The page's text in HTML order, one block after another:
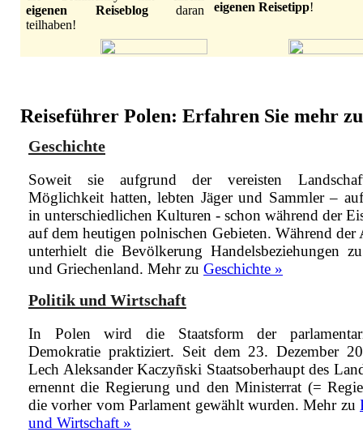
eigenen Reiseblogdaran
teilhaben!
eigenen Reisetipp!
Reiseführer Polen: Erfahren Sie mehr
Geschichte
Soweit sie aufgrund der vereisten
Möglichkeit hatten, lebten Jäger und Sammler –
in unterschiedlichen Kulturen - schon während der
auf dem heutigen polnischen Gebieten. Während der
unterhielt die Bevölkerung Handelsbeziehungen
und Griechenland. Mehr zu Geschichte »
Politik und Wirtschaft
In Polen wird die Staatsform der
Demokratie praktiziert. Seit dem 23. Dezember
Lech Aleksander Kaczyñski Staatsoberhaupt des
ernennt die Regierung und den Ministerrat (=
die vorher vom Parlament gewählt wurden.Mehr zu
und Wirtschaft »